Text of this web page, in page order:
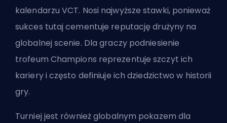
kalendarzu VCT. Nosi najwyższe stawki, ponieważ
sukces tutaj cementuje reputację drużyny na
globalnej scenie. Dla graczy podniesienie
trofeum Champions reprezentuje szczyt ich
kariery i często definiuje ich dziedzictwo w historii
gry.
Turniej jest również globalnym pokazem dla